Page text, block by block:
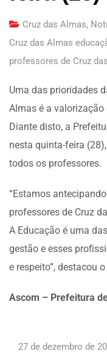
Cruz das Almas,
Cruz das Almas
professores de Cruz
Uma das prioridades
Almas é a
Diante disto, a
nesta quinta-feira
todos os professores.
“Estamos
professores de Cruz
A Educação é uma
gestão e esses
e respeito”, destacou
Ascom – Prefeitura
27 de dezembro de